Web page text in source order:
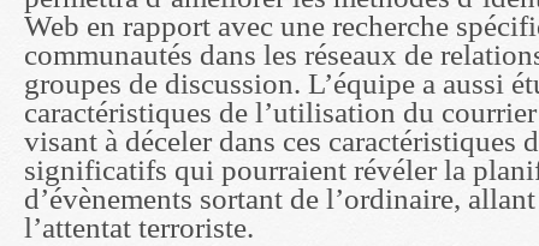
Web en rapport avec une recherche
communautés dans les réseaux de
groupes de discussion. L’équipe a aussi
caractéristiques de l’utilisation du
visant à déceler dans ces caractéristiques
significatifs qui pourraient révéler la
d’évènements sortant de l’ordinaire,
l’attentat terroriste.